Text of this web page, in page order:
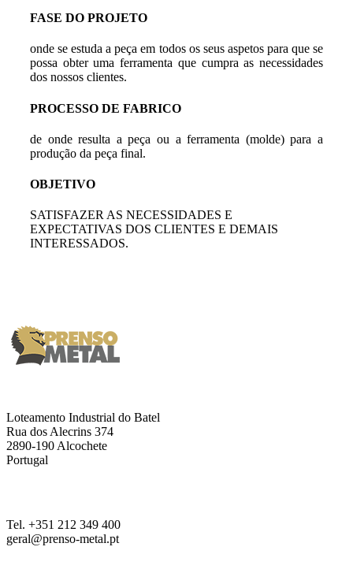
FASE DO PROJETO
onde se estuda a peça em todos os seus aspetos para que se
possa obter uma ferramenta que cumpra as necessidades
dos nossos clientes.
PROCESSO DE FABRICO
de onde resulta a peça ou a ferramenta (molde) para a
produção da peça final.
OBJETIVO
SATISFAZER AS NECESSIDADES E
EXPECTATIVAS DOS CLIENTES E DEMAIS
INTERESSADOS.
Loteamento Industrial do Batel
Rua dos Alecrins 374
2890-190 Alcochete
Portugal
Tel. +351 212 349 400
geral@prenso-metal.pt